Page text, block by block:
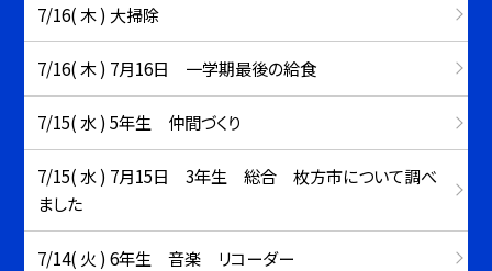
7/16( 木 ) 大掃除
7/16( 木 ) 7月16日 一学期最後の給食
7/15( 水 ) 5年生 仲間づくり
7/15( 水 ) 7月15日 3年生 総合 枚方市について調べ
ました
7/14( 火 ) 6年生 音楽 リコーダー